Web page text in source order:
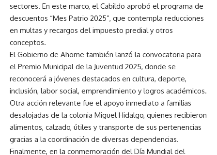
sectores. En este marco, el Cabildo aprobó el programa de
descuentos “Mes Patrio 2025”, que contempla reducciones
en multas y recargos del impuesto predial y otros
conceptos.
El Gobierno de Ahome también lanzó la convocatoria para
el Premio Municipal de la Juventud 2025, donde se
reconocerá a jóvenes destacados en cultura, deporte,
inclusión, labor social, emprendimiento y logros académicos.
Otra acción relevante fue el apoyo inmediato a familias
desalojadas de la colonia Miguel Hidalgo, quienes recibieron
alimentos, calzado, útiles y transporte de sus pertenencias
gracias a la coordinación de diversas dependencias.
Finalmente, en la conmemoración del Día Mundial del